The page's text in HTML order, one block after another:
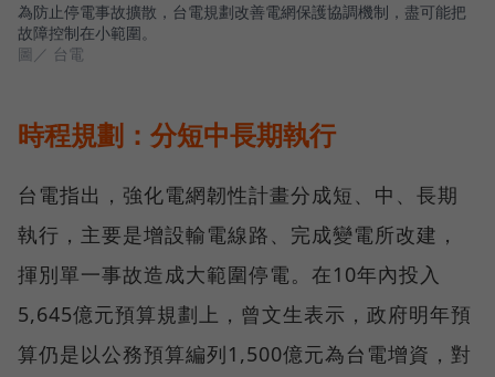
為防止停電事故擴散，台電規劃改善電網保護協調機制，盡可能把
故障控制在小範圍。
圖／ 台電
時程規劃：分短中長期執行
台電指出，強化電網韌性計畫分成短、中、長期
執行，主要是增設輸電線路、完成變電所改建，
揮別單一事故造成大範圍停電。在10年內投入
5,645億元預算規劃上，曾文生表示，政府明年預
算仍是以公務預算編列1,500億元為台電增資，對